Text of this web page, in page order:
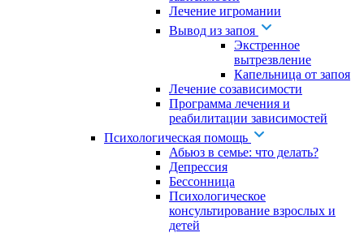
Лечение игромании
Вывод из запоя
Экстренное
вытрезвление
Капельница от запоя
Лечение созависимости
Программа лечения и
реабилитации зависимостей
Психологическая помощь
Абьюз в семье: что делать?
Депрессия
Бессонница
Психологическое
консультирование взрослых и
детей